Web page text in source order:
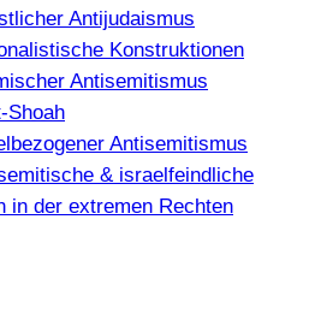
Antijudaismus
Konstruktionen
Antisemitismus
Shoah
Antisemitismus
& israelfeindliche
in der extremen Rechten